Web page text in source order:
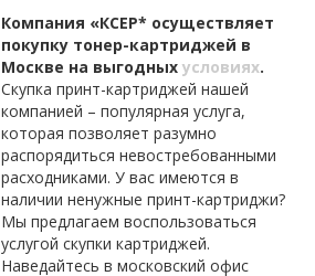
Компания «КСЕР* осуществляет
покупку тонер-картриджей в
Москве на выгодныхусловиях.
Скупка принт-картриджей нашей
компанией – популярная услуга,
которая позволяет разумно
распорядиться невостребованными
расходниками. У вас имеются в
наличии ненужные принт-картриджи?
Мы предлагаем воспользоваться
услугой скупки картриджей.
Наведайтесь в московский офис